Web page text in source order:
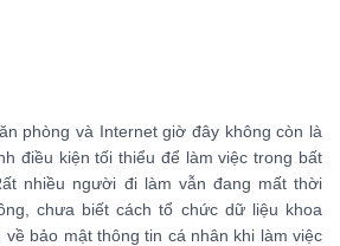
phòng và Internet giờ đây không còn là
điều kiện tối thiểu để làm việc trong bất
nhiều người đi làm vẫn đang mất thời
chưa biết cách tổ chức dữ liệu khoa
bảo mật thông tin cá nhân khi làm việc